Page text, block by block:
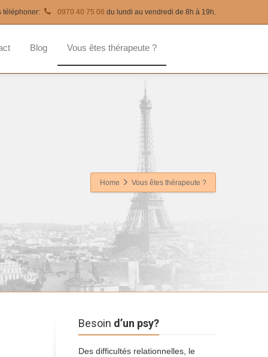
téléphoner: 0970 40 75 06 du lundi au vendredi de 8h à 19h.
Blog Vous êtes thérapeute ?
Home Vous êtes thérapeute ?
Besoin d’un psy?
Des difficultés relationnelles, le